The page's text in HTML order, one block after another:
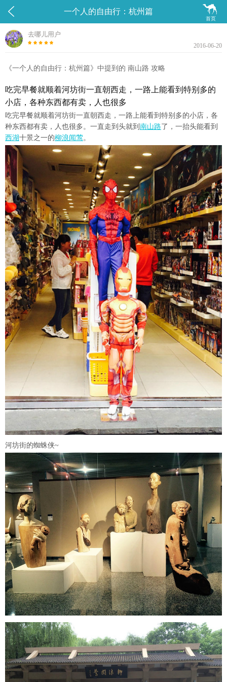
 
首页
一个人的自由行：杭州篇
去哪儿用户
2016-06-20
《一个人的自由行：杭州篇》中提到的 南山路 攻略
吃完早餐就顺着河坊街一直朝西走，一路上能看到特别多的
小店，各种东西都有卖，人也很多
吃完早餐就顺着河坊街一直朝西走，一路上能看到特别多的小店，各
种东西都有卖，人也很多。一直走到头就到 南山路了，一抬头能看到
西湖十景之一的柳浪闻莺。
河坊街的蜘蛛侠~